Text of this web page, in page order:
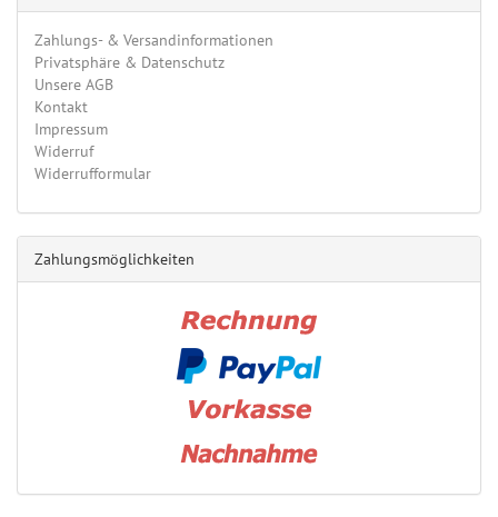
Zahlungs- & Versandinformationen
Privatsphäre & Datenschutz
Unsere AGB
Kontakt
Impressum
Widerruf
Widerrufformular
Zahlungsmöglichkeiten